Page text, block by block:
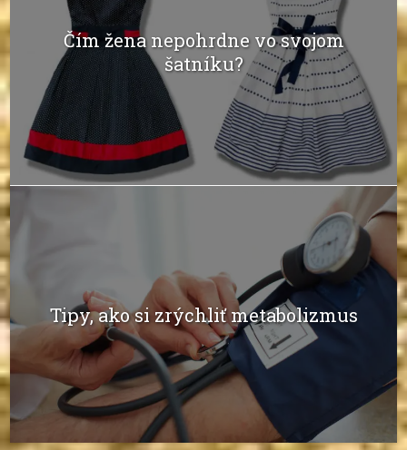
Čím žena nepohrdne vo svojom
šatníku?
Tipy, ako si zrýchliť metabolizmus